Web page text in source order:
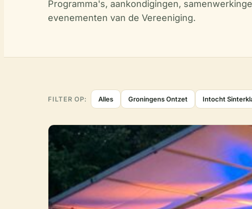
Programma's, aankondigingen,
evenementen van de Vereeniging.
FILTER OP: Alles Groningens Ontzet Intocht